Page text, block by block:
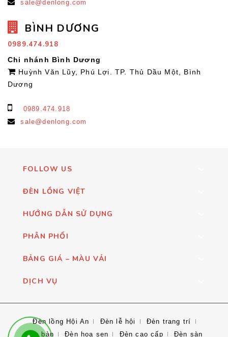
sale@denlong.com
BÌNH DƯƠNG
0989.474.918
Chi nhánh Bình Dương
Huỳnh Văn Lũy, Phú Lợi. TP. Thủ Dầu Một, Bình
Dương
0989.474.918
sale@denlong.com
FOLLOW US
ĐÈN LỒNG VIỆT
HƯỚNG DẪN SỬ DỤNG
PHÂN PHỐI
BẢNG GIÁ – MÀU VẢI
DỊCH VỤ
Đèn lồng Hội An Đèn lễ hội
Đèn trang trí
Đèn bàn
Đèn hoa sen Đèn cao cấp Đèn sàn